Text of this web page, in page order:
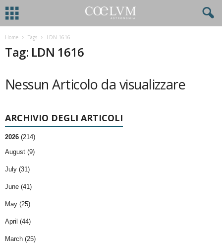
Home Tags LDN 1616
Tag: LDN 1616
Nessun Articolo da visualizzare
ARCHIVIO DEGLI ARTICOLI
2026 (214)
August (9)
July (31)
June (41)
May (25)
April (44)
March (25)